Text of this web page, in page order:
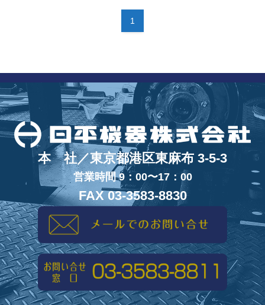
1
本 社／東京都港区東麻布 3-5-3
営業時間 9：00〜17：00
FAX 03-3583-8830